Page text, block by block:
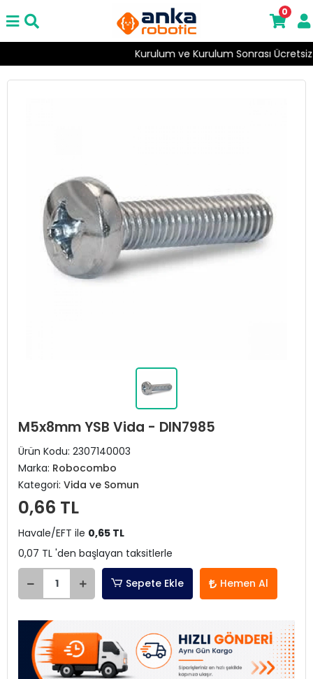
Kurulum ve Kurulum Sonrası Ücretsiz Destek
0
M5x8mm YSB Vida - DIN7985
Ürün Kodu: 2307140003
Marka: Robocombo
Kategori: Vida ve Somun
0,66 TL
Havale/EFT ile 0,65 TL
0,07 TL 'den başlayan taksitlerle
Sepete Ekle Hemen Al